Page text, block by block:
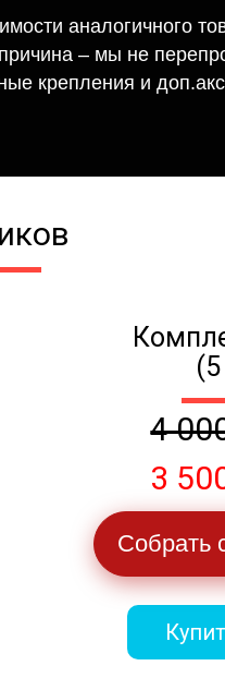
аналогичного
– мы не
крепления и
4
3
Собрать